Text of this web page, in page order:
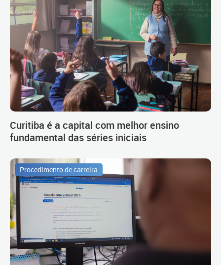
Curitiba é a capital com melhor ensino
fundamental das séries iniciais
Procedimento de carreira